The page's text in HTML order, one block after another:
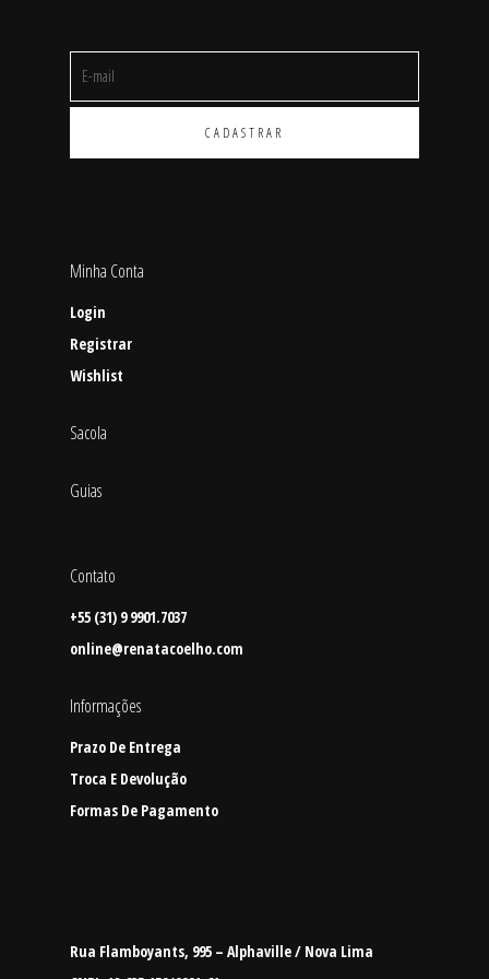
Minha Conta
Login
Registrar
Wishlist
Sacola
Guias
Contato
+55 (31) 9 9901.7037
online@renatacoelho.com
Informações
Prazo De Entrega
Troca E Devolução
Formas De Pagamento
Rua Flamboyants, 995 – Alphaville / Nova Lima